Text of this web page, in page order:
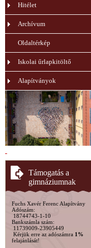
Hitélet
Archívum
Oldaltérkép
Iskolai űrlapkitöltő
Alapítványok
Támogatás a
gimnáziumnak
Fuchs Xavér Ferenc Alapítvány
Adószám:
18744743-1-10
Bankszámla szám:
11739009-23905449
Kérjük erre az adószámra 1%
felajánlását!